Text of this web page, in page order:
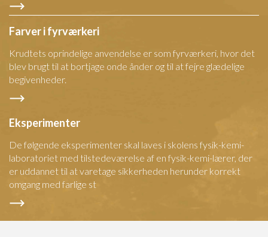
Farver i fyrværkeri
Krudtets oprindelige anvendelse er som fyrværkeri, hvor det
blev brugt til at bortjage onde ånder og til at fejre glædelige
begivenheder.
Eksperimenter
De følgende eksperimenter skal laves i skolens fysik-kemi-
laboratoriet med tilstedeværelse af en fysik-kemi-lærer, der
er uddannet til at varetage sikkerheden herunder korrekt
omgang med farlige st